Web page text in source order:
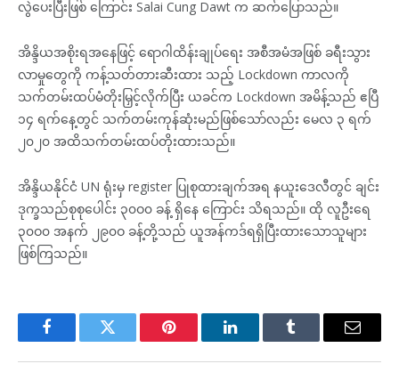
လွဲပေးပြီးဖြစ် ကြောင်း Salai Cung Dawt က ဆက်ပြောသည်။
အိန္ဒိယအစိုးရအနေဖြင့် ရောဂါထိန်းချုပ်ရေး အစီအမံအဖြစ် ခရီးသွား
လာမှုတွေကို ကန့်သတ်တားဆီးထား သည့် Lockdown ကာလကို
သက်တမ်းထပ်မံတိုးမြှင့်လိုက်ပြီး ယခင်က Lockdown အမိန့်သည် ဧပြီ
၁၄ ရက်နေ့တွင် သက်တမ်းကုန်ဆုံးမည်ဖြစ်သော်လည်း မေလ ၃ ရက်
၂၀၂၀ အထိသက်တမ်းထပ်တိုးထားသည်။
အိန္ဒိယနိုင်ငံ UN ရုံးမှ register ပြုစုထားချက်အရ နယူးဒေလီတွင် ချင်း
ဒုက္ခသည်စုစုပေါင်း ၃၀ဝ၀ ခန့် ရှိနေ ကြောင်း သိရသည်။ ထို လူဦးရေ
၃၀ဝ၀ အနက် ၂၉၀ဝ ခန့်တို့သည် ယူအန်ကဒ်ရရှိပြီးထားသောသူများ
ဖြစ်ကြသည်။
FacebookTwitter Pinterest LinkedInTumblr Email